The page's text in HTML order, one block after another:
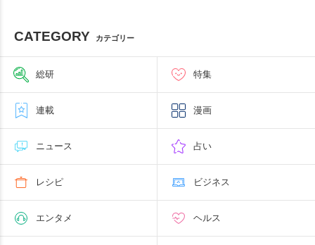
CATEGORY カテゴリー
総研 特集
連載 漫画
ニュース 占い
レシピ ビジネス
エンタメ ヘルス